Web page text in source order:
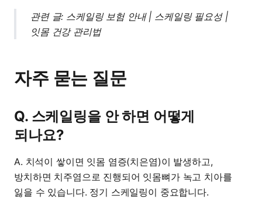
관련 글: 스케일링 보험 안내| 스케일링 필요성|
잇몸 건강 관리법
자주 묻는 질문
Q. 스케일링을 안 하면 어떻게
되나요?
A. 치석이 쌓이면 잇몸 염증(치은염)이 발생하고,
방치하면 치주염으로 진행되어 잇몸뼈가 녹고 치아를
잃을 수 있습니다. 정기 스케일링이 중요합니다.